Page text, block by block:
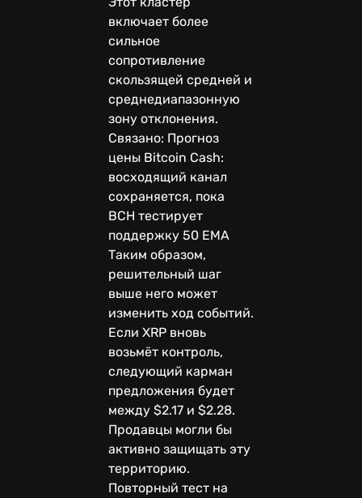
включает более
сильное
сопротивление
скользящей средней и
среднедиапазонную
зону отклонения.
Связано: Прогноз
цены Bitcoin Cash:
восходящий канал
сохраняется, пока
BCH тестирует
поддержку 50 EMA
Таким образом,
решительный шаг
выше него может
изменить ход событий.
Если XRP вновь
возьмёт контроль,
следующий карман
предложения будет
между $2.17 и $2.28.
Продавцы могли бы
активно защищать эту
территорию.
Повторный тест на